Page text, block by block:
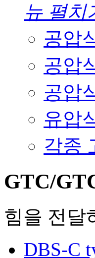
뉴 펼치
공압
공압
공압
유압
각종
GTC/
힘을 전달
DBS-C